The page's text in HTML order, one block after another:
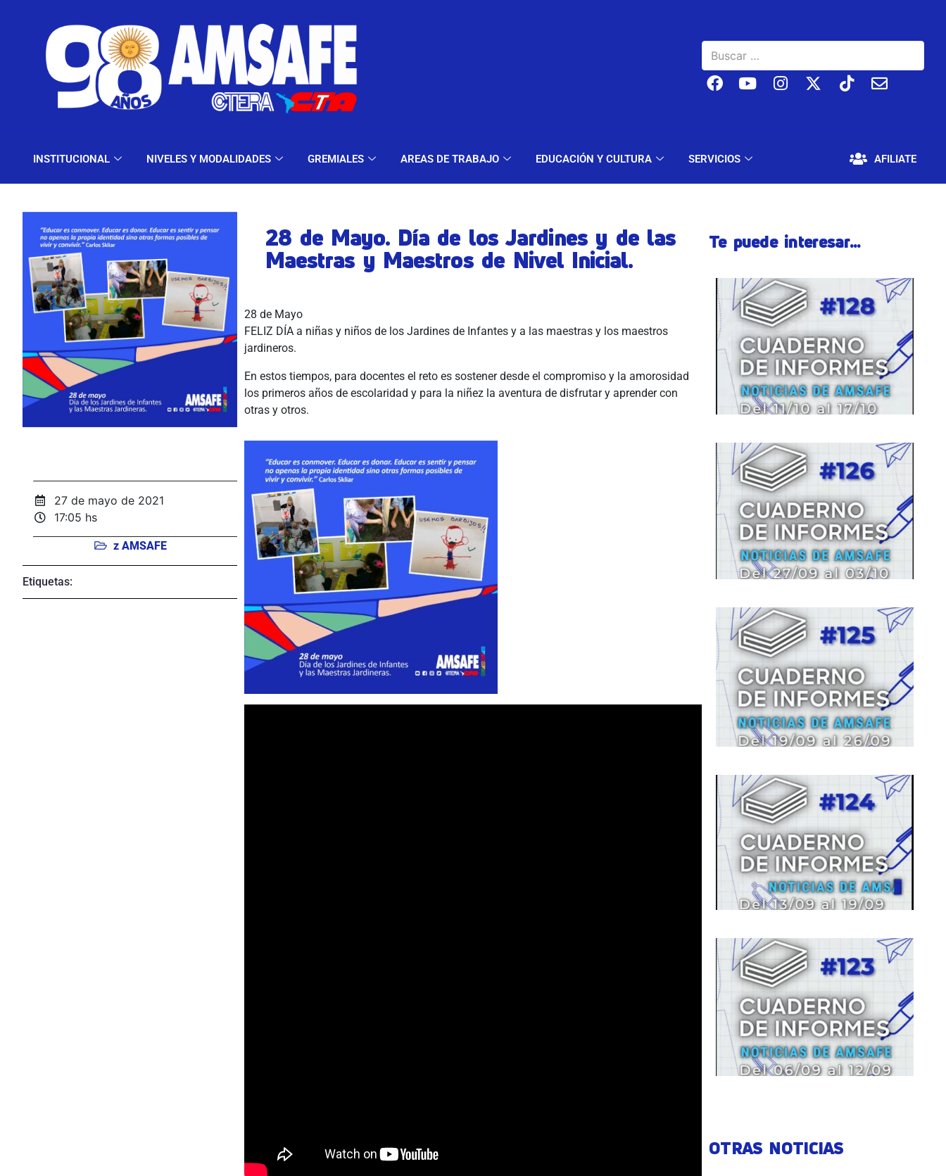
INSTITUCIONAL NIVELES Y MODALIDADES GREMIALES AREAS DE TRABAJO EDUCACIÓN Y CULTURA SERVICIOS AFILIATE
INSTITUCIONAL NIVELES Y MODALIDADES GREMIALES AREAS DE TRABAJO EDUCACIÓN Y CULTURA SERVICIOS
27 de mayo de 2021
17:05 hs
z AMSAFE
Etiquetas:
28 de Mayo. Día de los Jardines y de las
Maestras y Maestros de Nivel Inicial.
28 de Mayo
FELIZ DÍA a niñas y niños de los Jardines de Infantes y a las maestras y los maestros
jardineros.
En estos tiempos, para docentes el reto es sostener desde el compromiso y la amorosidad
los primeros años de escolaridad y para la niñez la aventura de disfrutar y aprender con
otras y otros.
Te puede interesar...
OTRAS NOTICIAS